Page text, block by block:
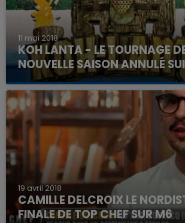
11 mai 2018
KOH LANTA - LE TOURNAGE
NOUVELLE SAISON ANNULÉ
19 avril 2018
CAMILLE DELCROIX LE
FINALE DE TOP CHEF SUR M6